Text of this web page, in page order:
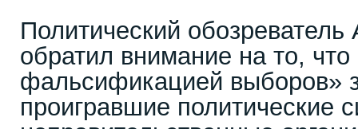
Политический
обратил внимание на то, что
фальсификацией выборов»
проигравшие политические